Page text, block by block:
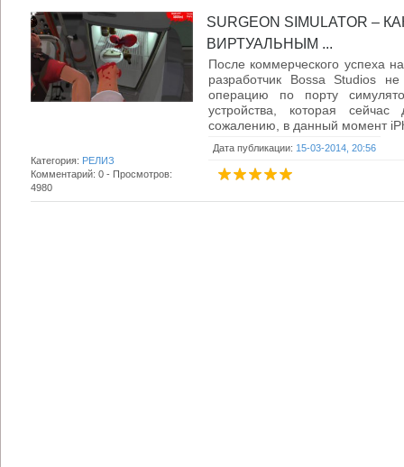
SURGEON SIMULATOR –
ВИРТУАЛЬНЫМ ...
После коммерческого успеха
разработчик Bossa Studios
операцию по порту
устройства, которая
сожалению, в данный момент
Дата публикации: 15-03-2014, 20:56
Категория: РЕЛИЗ
Комментарий: 0 - Просмотров:
4980